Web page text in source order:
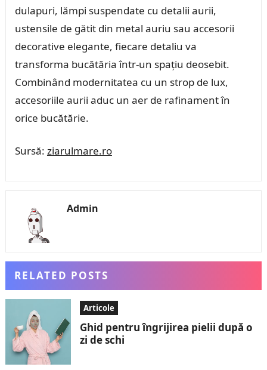
dulapuri, lămpi suspendate cu detalii aurii,
ustensile de gătit din metal auriu sau accesorii
decorative elegante, fiecare detaliu va
transforma bucătăria într-un spațiu deosebit.
Combinând modernitatea cu un strop de lux,
accesoriile aurii aduc un aer de rafinament în
orice bucătărie.
Sursă: ziarulmare.ro
Admin
RELATED POSTS
Articole
Ghid pentru îngrijirea pielii după o
zi de schi